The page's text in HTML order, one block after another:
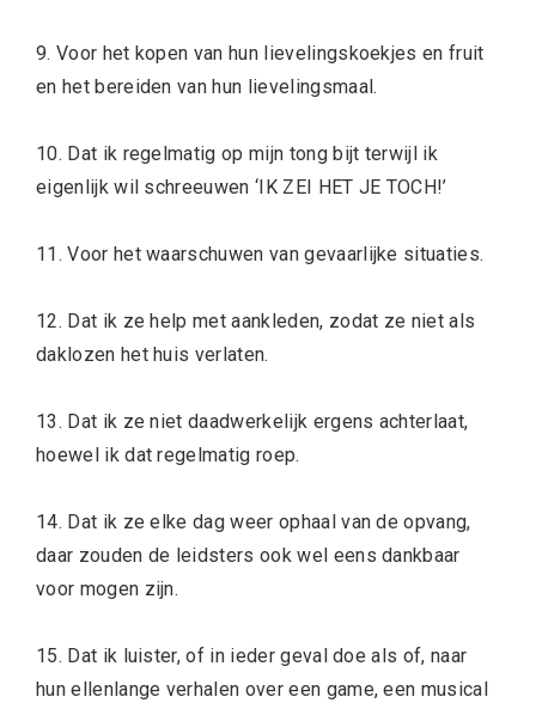
9. Voor het kopen van hun lievelingskoekjes en fruit
en het bereiden van hun lievelingsmaal.
10. Dat ik regelmatig op mijn tong bijt terwijl ik
eigenlijk wil schreeuwen ‘IK ZEI HET JE TOCH!’
11. Voor het waarschuwen van gevaarlijke situaties.
12. Dat ik ze help met aankleden, zodat ze niet als
daklozen het huis verlaten.
13. Dat ik ze niet daadwerkelijk ergens achterlaat,
hoewel ik dat regelmatig roep.
14. Dat ik ze elke dag weer ophaal van de opvang,
daar zouden de leidsters ook wel eens dankbaar
voor mogen zijn.
15. Dat ik luister, of in ieder geval doe als of, naar
hun ellenlange verhalen over een game, een musical